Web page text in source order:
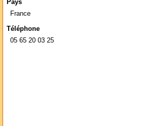
Pays
France
Téléphone
05 65 20 03 25